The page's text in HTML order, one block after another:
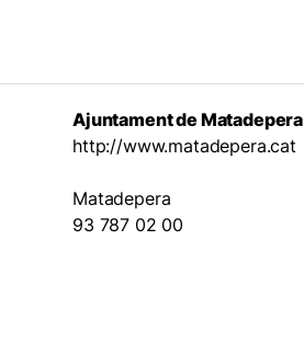
Ajuntament de Matadepera
http://www.matadepera.cat
Matadepera
93 787 02 00